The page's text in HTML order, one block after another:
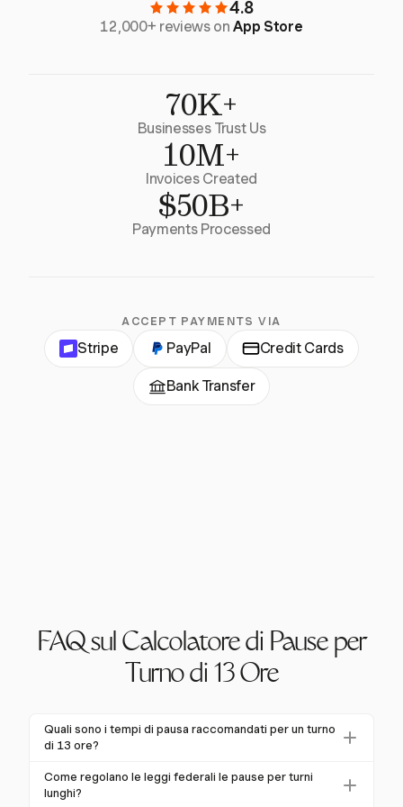
4.8
12,000+ reviews onApp Store
70K+
Businesses Trust Us
10M+
Invoices Created
$50B+
Payments Processed
ACCEPT PAYMENTS VIA
Stripe PayPal Credit Cards
Bank Transfer
FAQ sul Calcolatore di Pause per
Turno di 13 Ore
Quali sono i tempi di pausa raccomandati per un turno
di 13 ore?
Per un turno di 13 ore, i tempi di pausa variano a
seconda dello stato. In California, i dipendenti hanno
Come regolano le leggi federali le pause per turni
lunghi?